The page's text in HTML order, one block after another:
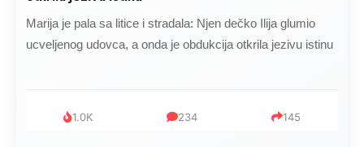
Marija je pala sa litice i stradala: Njen dečko Ilija glumio
ucveljenog udovca, a onda je obdukcija otkrila jezivu istinu
1.0K 234 145